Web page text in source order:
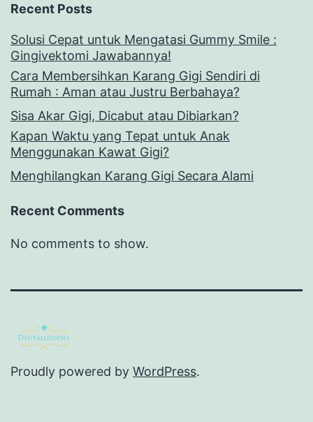
Recent Posts
Solusi Cepat untuk Mengatasi Gummy Smile :
Gingivektomi Jawabannya!
Cara Membersihkan Karang Gigi Sendiri di
Rumah : Aman atau Justru Berbahaya?
Sisa Akar Gigi, Dicabut atau Dibiarkan?
Kapan Waktu yang Tepat untuk Anak
Menggunakan Kawat Gigi?
Menghilangkan Karang Gigi Secara Alami
Recent Comments
No comments to show.
Proudly powered by WordPress.